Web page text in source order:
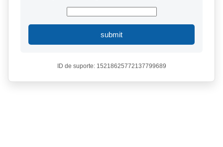
submit
ID de suporte: 15218625772137799689